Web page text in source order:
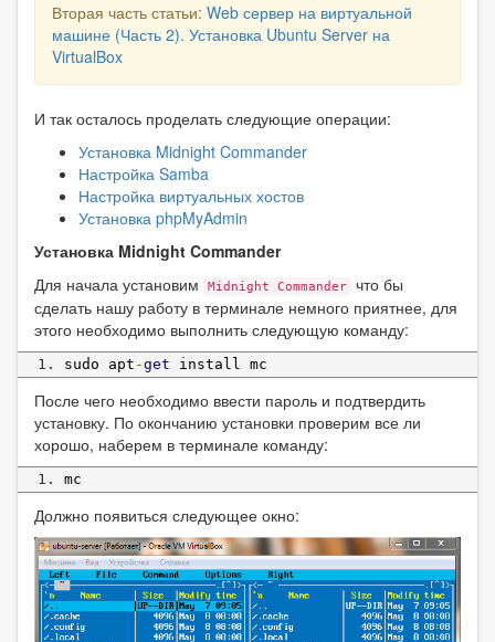
Вторая часть статьи: Web сервер на виртуальной
машине (Часть 2). Установка Ubuntu Server на
VirtualBox
И так осталось проделать следующие операции:
Установка Midnight Commander
Настройка Samba
Настройка виртуальных хостов
Установка phpMyAdmin
Установка Midnight Commander
Для начала установим
Midnight Commander
что бы
сделать нашу работу в терминале немного приятнее, для
этого необходимо выполнить следующую команду:
sudo apt -get install mc
После чего необходимо ввести пароль и подтвердить
установку. По окончанию установки проверим все ли
хорошо, наберем в терминале команду:
mc
Должно появиться следующее окно: